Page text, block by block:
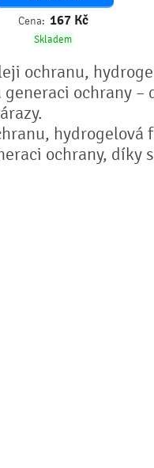
Cena: 167 Kč
Skladem
ochranu,
ochrany
hydrogelová
ochrany, díky